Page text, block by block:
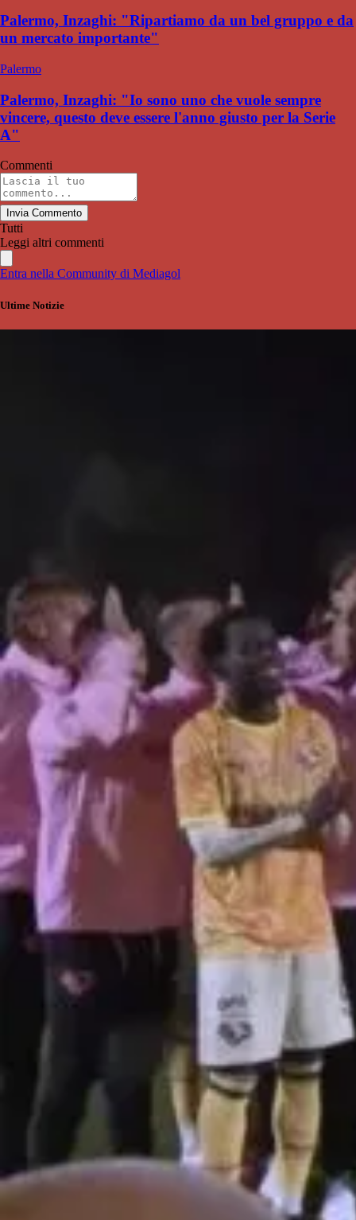
Palermo, Inzaghi: "Ripartiamo da un bel gruppo e da
un mercato importante"
Palermo
Palermo, Inzaghi: "Io sono uno che vuole sempre
vincere, questo deve essere l'anno giusto per la Serie
A"
Commenti
Invia Commento
Tutti
Leggi altri commenti
Entra nella Community di Mediagol
Ultime Notizie